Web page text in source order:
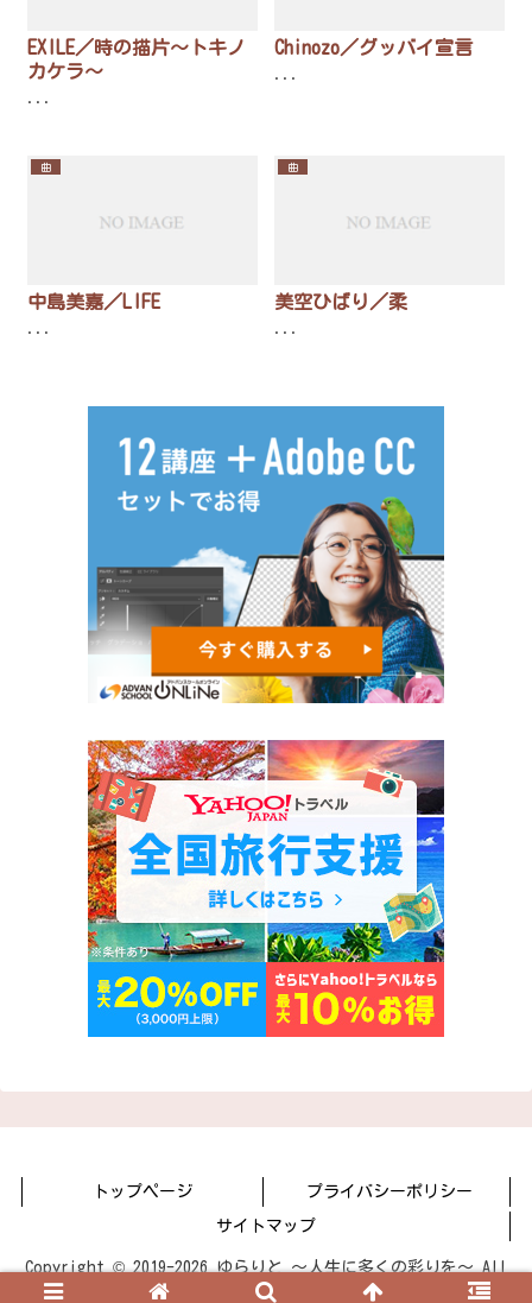
EXILE／時の描片～トキノ
カケラ～
...
Chinozo／グッバイ宣言
...
曲
中島美嘉／LIFE
...
曲
美空ひばり／柔
...
トップページ プライバシーポリシー
サイトマップ
Copyright © 2019-2026 ゆらりと 〜人生に多くの彩りを〜 All
Rights Reserved.